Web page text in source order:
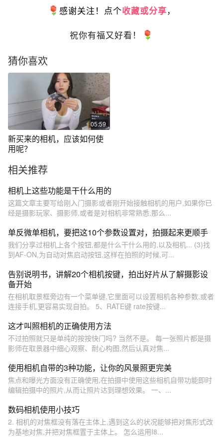
感谢关注！点个收藏或分享 ，
祝你有福又好看！
猜你喜欢
05:59
新买来的相机，应该如何使
用呢？
相关推荐
相机上这些功能是干什么用的
这篇文章主要写给刚入门摄影或者刚开始接触相机的用户,如果你已
经是摄影玩家、摄影师,或者是对相机非常熟悉,那么...
单反微单相机，要把这10个参数设置对，拍摄起来更顺手
我们分享过相机上各个按钮,都是什么干什么用的,以及相机... (3)找
到AF-ON,为自动对焦启动按钮,这样在拍照的时候,可...
告别说明书，讲解20个相机按键，拍出好片从了解摄影设
备开始
在相机取景框旁边有一个菜单键,它里面可以设置相机各种参数,或者
连接手机,更容易实现自拍。 5、RATE键 rate按键...
这才叫照相机的正确使用方法
不过拍照就只是单纯的按按快门吗? 当然不是。 每一张照片都是摄
影师在取景器中细心观察、耐心构图,然后认真对焦...
使用相机自带的3种功能，让你的风景照更完美
焦点和曝光方面没有正确使用,在拍摄中使用这些相机自带功能即时
编辑拍摄中的照片,从而让照片达到理想效果。 一、...
数码相机使用小技巧
2. 相机的对焦框没有落在主体上,遇到这么的状况能够把对焦形式改
为基地对焦,并把对焦框置于主体上。 怎么运用I8...